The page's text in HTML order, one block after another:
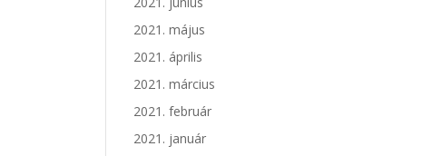
2021. május
2021. április
2021. március
2021. február
2021. január